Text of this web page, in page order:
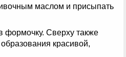
маслом и присыпать
формочку. Сверху также
красивой,